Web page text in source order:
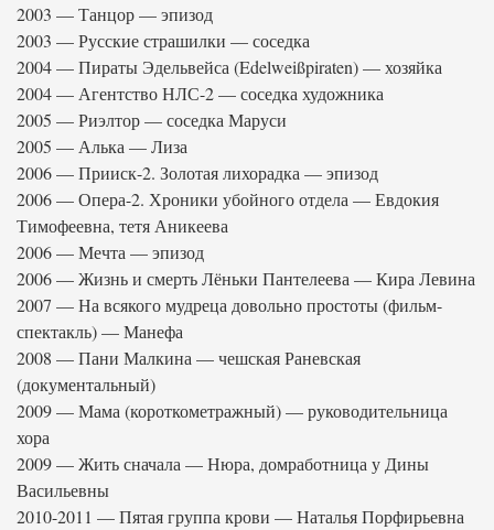
2003 — Танцор — эпизод
2003 — Русские страшилки — соседка
2004 — Пираты Эдельвейса (Edelweißpiraten) — хозяйка
2004 — Агентство НЛС-2 — соседка художника
2005 — Риэлтор — соседка Маруси
2005 — Алька — Лиза
2006 — Прииск-2. Золотая лихорадка — эпизод
2006 — Опера-2. Хроники убойного отдела — Евдокия
Тимофеевна, тетя Аникеева
2006 — Мечта — эпизод
2006 — Жизнь и смерть Лёньки Пантелеева — Кира Левина
2007 — На всякого мудреца довольно простоты (фильм-
спектакль) — Манефа
2008 — Пани Малкина — чешская Раневская
(документальный)
2009 — Мама (короткометражный) — руководительница
хора
2009 — Жить сначала — Нюра, домработница у Дины
Васильевны
2010-2011 — Пятая группа крови — Наталья Порфирьевна